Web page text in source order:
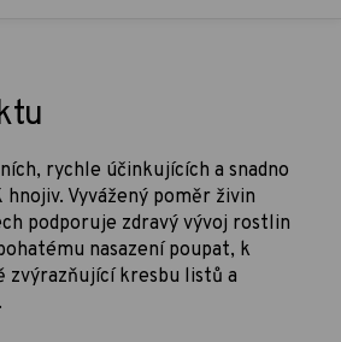
rychle účinkujících a snadno
Vyvážený poměr živin
podporuje zdravý vývoj rostlin
nasazení poupat, k
zvýrazňující kresbu listů a